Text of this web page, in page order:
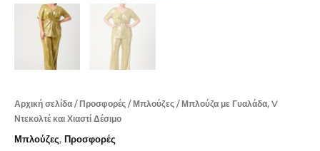
Αρχική σελίδα / Προσφορές / Μπλούζες / Μπλούζα με Γυαλάδα, V
Ντεκολτέ και Χιαστί Δέσιμο
Μπλούζες, Προσφορές